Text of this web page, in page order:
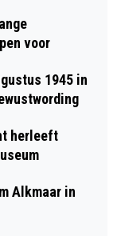
voor
1945 in
herleeft
Alkmaar in